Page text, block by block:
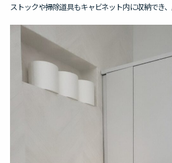
ストックや掃除道具もキャビネット内に収納でき、